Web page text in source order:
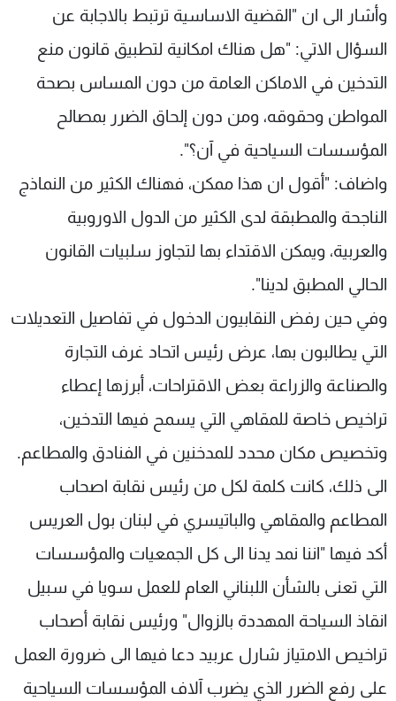
وأشار الى ان "القضية الاساسية ترتبط بالاجابة عن
السؤال الاتي: "هل هناك امكانية لتطبيق قانون منع
التدخين في الاماكن العامة من دون المساس بصحة
المواطن وحقوقه، ومن دون إلحاق الضرر بمصالح
المؤسسات السياحية في آن؟".
واضاف: "أقول ان هذا ممكن، فهناك الكثير من النماذج
الناجحة والمطبقة لدى الكثير من الدول الاوروبية
والعربية، ويمكن الاقتداء بها لتجاوز سلبيات القانون
الحالي المطبق لدينا".
وفي حين رفض النقابيون الدخول في تفاصيل التعديلات
التي يطالبون بها، عرض رئيس اتحاد غرف التجارة
والصناعة والزراعة بعض الاقتراحات، أبرزها إعطاء
تراخيص خاصة للمقاهي التي يسمح فيها التدخين،
وتخصيص مكان محدد للمدخنين في الفنادق والمطاعم.
الى ذلك، كانت كلمة لكل من رئيس نقابة اصحاب
المطاعم والمقاهي والباتيسري في لبنان بول العريس
أكد فيها "اننا نمد يدنا الى كل الجمعيات والمؤسسات
التي تعنى بالشأن اللبناني العام للعمل سويا في سبيل
انقاذ السياحة المهددة بالزوال" ورئيس نقابة أصحاب
تراخيص الامتياز شارل عربيد دعا فيها الى ضرورة العمل
على رفع الضرر الذي يضرب آلاف المؤسسات السياحية